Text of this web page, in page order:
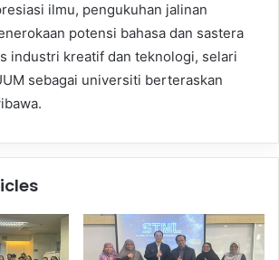
ilmu, pengukuhan jalinan
potensi bahasa dan sastera
industri kreatif dan teknologi, selari
sebagai universiti berteraskan